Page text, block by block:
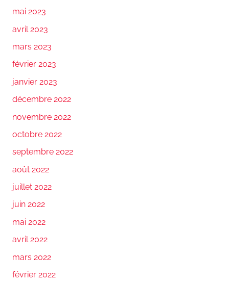
mai 2023
avril 2023
mars 2023
février 2023
janvier 2023
décembre 2022
novembre 2022
octobre 2022
septembre 2022
août 2022
juillet 2022
juin 2022
mai 2022
avril 2022
mars 2022
février 2022